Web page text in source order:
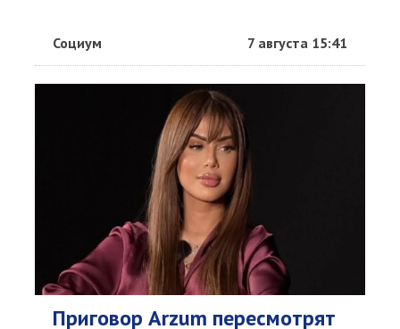
Социум 7 августа 15:41
Приговор Arzum пересмотрят